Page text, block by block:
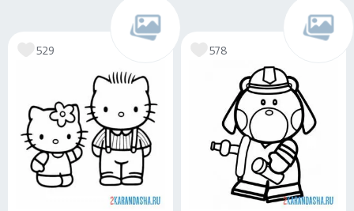
529 578